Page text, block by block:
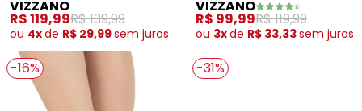
(Camel) em Tecido
Tramado
VIZZANO
R$ 119,99R$ 139,99
ou 4xde R$ 29,99sem juros
Sintético
VIZZANO
R$ 99,99R$ 119,99
ou 3xde R$ 33,33sem juros
-16% -31%